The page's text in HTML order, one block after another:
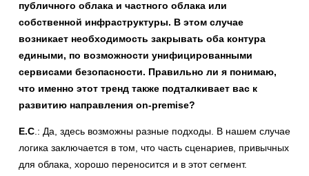
публичного облака и частного облака или
собственной инфраструктуры. В этом случае
возникает необходимость закрывать оба контура
едиными, по возможности унифицированными
сервисами безопасности. Правильно ли я понимаю,
что именно этот тренд также подталкивает вас к
развитию направления on-premise?
Е.С .: Да, здесь возможны разные подходы. В нашем случае
логика заключается в том, что часть сценариев, привычных
для облака, хорошо переносится и в этот сегмент.